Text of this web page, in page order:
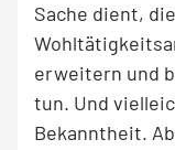
Sache dient,
erweitern und
tun. Und
Bekanntheit.